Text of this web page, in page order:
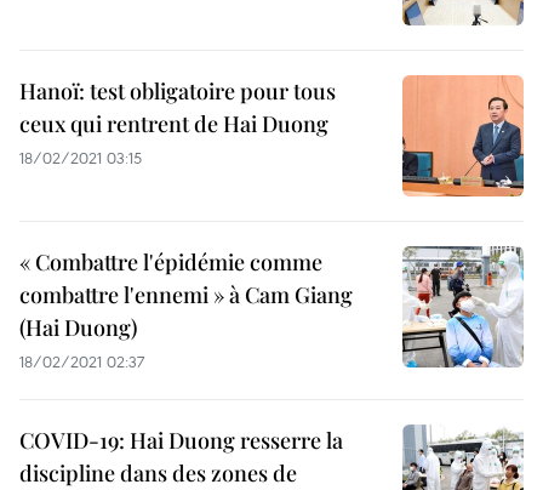
Hanoï: test obligatoire pour tous
ceux qui rentrent de Hai Duong
18/02/2021 03:15
« Combattre l'épidémie comme
combattre l'ennemi » à Cam Giang
(Hai Duong)
18/02/2021 02:37
COVID-19: Hai Duong resserre la
discipline dans des zones de